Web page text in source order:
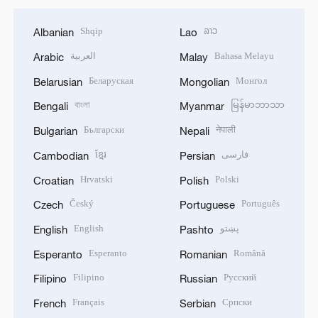
Albanian Shqip
Arabic العربية
Belarusian Беларуская
Bengali বাংলা
Bulgarian Български
Cambodian ខ្មែរ
Croatian Hrvatski
Czech Český
English English
Esperanto Esperanto
Filipino Filipino
French Français
Lao ລາວ
Malay Bahasa Melayu
Mongolian Монгол
Myanmar မြန်မာဘာသာ
Nepali नेपाली
Persian فارسی
Polish Polski
Portuguese Português
Pashto پښتو
Romanian Română
Russian Русский
Serbian Српски